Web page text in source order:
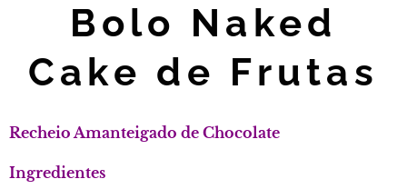
Bolo Naked
Cake de Frutas
Recheio Amanteigado de Chocolate
Ingredientes